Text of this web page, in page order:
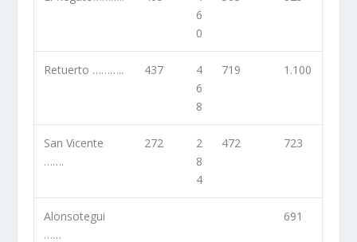
6
0
Retuerto ……….. 437
4
6
8
719 1.100
San Vicente
…….
272
2
8
4
472 723
Alonsotegui
……
691